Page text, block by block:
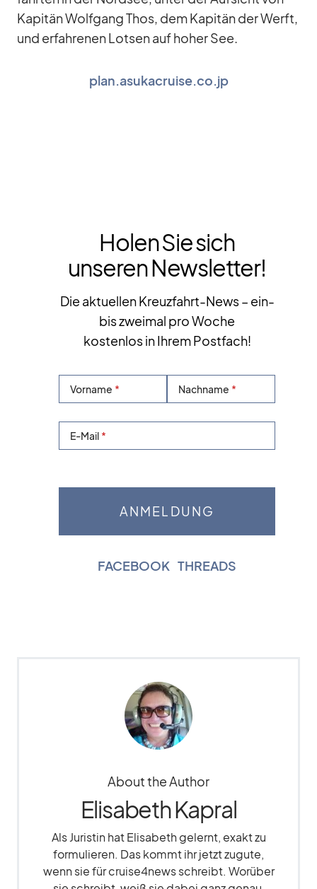
Ka­pi­tän Wolf­gang Thos, dem Ka­pi­tän der Werft,
und er­fah­re­nen Lot­sen auf ho­her See.
plan.asukacruise.co.jp
Holen Sie sich
unseren Newsletter!
Die aktuellen Kreuzfahrt-News – ein-
bis zweimal pro Woche
kostenlos in Ihrem Postfach!
Vorname Nachname
E-Mail
FACEBOOK THREADS
About the Author
Elisabeth Kapral
Als Juristin hat Elisabeth gelernt, exakt zu
formulieren. Das kommt ihr jetzt zugute,
wenn sie für cruise4news schreibt. Worüber